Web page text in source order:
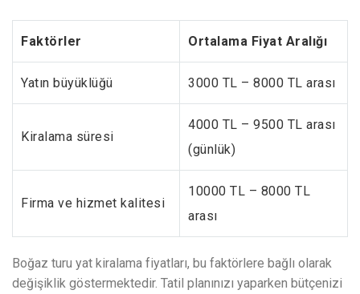
Faktörler Ortalama Fiyat Aralığı
Yatın büyüklüğü 3000 TL – 8000 TL arası
Kiralama süresi
4000 TL – 9500 TL arası
(günlük)
Firma ve hizmet kalitesi
10000 TL – 8000 TL
arası
Boğaz turu yat kiralama fiyatları, bu faktörlere bağlı olarak
değişiklik göstermektedir. Tatil planınızı yaparken bütçenizi